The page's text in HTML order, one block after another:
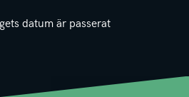
datum är passerat